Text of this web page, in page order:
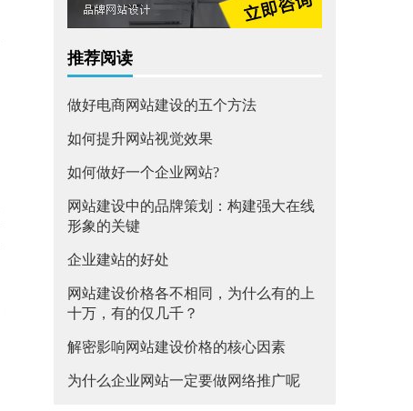
推荐阅读
做好电商网站建设的五个方法
如何提升网站视觉效果
如何做好一个企业网站?
网站建设中的品牌策划：构建强大在线
形象的关键
企业建站的好处
网站建设价格各不相同，为什么有的上
十万，有的仅几千？
解密影响网站建设价格的核心因素
为什么企业网站一定要做网络推广呢